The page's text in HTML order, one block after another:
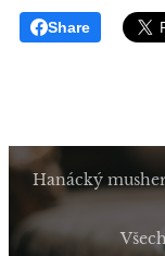
Share
Hanácký